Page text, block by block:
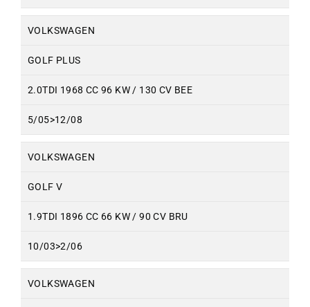
VOLKSWAGEN
GOLF PLUS
2.0TDI 1968 CC 96 KW / 130 CV BEE
5/05>12/08
VOLKSWAGEN
GOLF V
1.9TDI 1896 CC 66 KW / 90 CV BRU
10/03>2/06
VOLKSWAGEN